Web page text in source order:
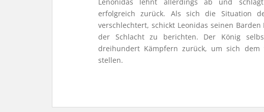
erfolgreich zurück. Als sich die Situation
verschlechtert, schickt Leonidas seinen
der Schlacht zu berichten. Der König
dreihundert Kämpfern zurück, um sich
stellen.